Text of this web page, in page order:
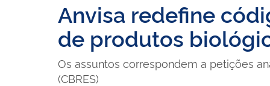
Anvisa redefine
de produtos
Os assuntos correspondem a petições
(CBRES)